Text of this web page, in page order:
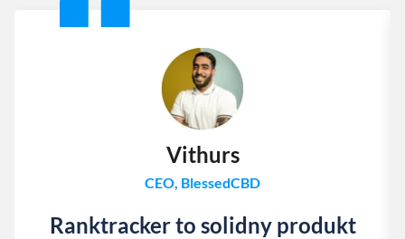
Vithurs
CEO, BlessedCBD
Ranktracker to solidny produkt